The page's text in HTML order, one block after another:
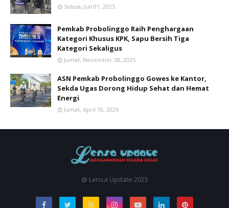
Selasa, Juli 01, 2025
Pemkab Probolinggo Raih Penghargaan
Kategori Khusus KPK, Sapu Bersih Tiga
Kategori Sekaligus
Jumat, November 28, 2025
ASN Pemkab Probolinggo Gowes ke Kantor,
Sekda Ugas Dorong Hidup Sehat dan Hemat
Energi
Jumat, April 10, 2026
@ Lensa Update 2025